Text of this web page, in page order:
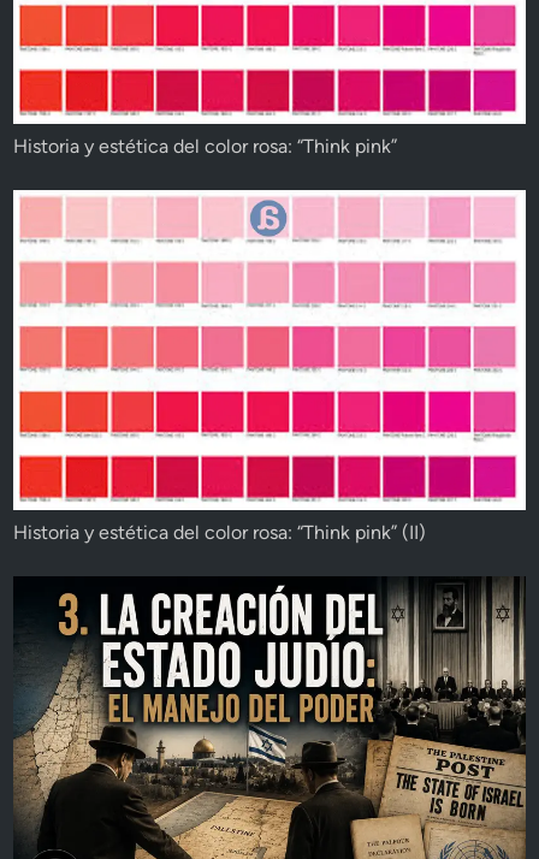
Historia y estética del color rosa: “Think pink”
Historia y estética del color rosa: “Think pink” (II)